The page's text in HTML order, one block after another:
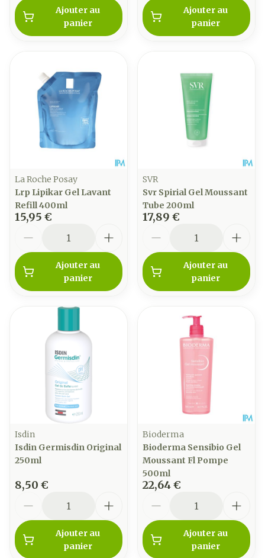
Ajouter au
panier
Ajouter au
panier
La Roche Posay
Lrp Lipikar Gel Lavant
Refill 400ml
15,95 €
Ajouter au
panier
SVR
Svr Spirial Gel Moussant
Tube 200ml
17,89 €
Ajouter au
panier
Isdin
Isdin Germisdin Original
250ml
8,50 €
Ajouter au
panier
Bioderma
Bioderma Sensibio Gel
Moussant Fl Pompe
500ml
22,64 €
Ajouter au
panier